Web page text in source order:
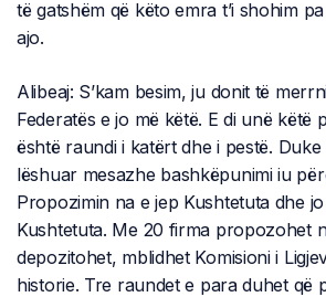
të gatshëm që këto emra t’i shohim
ajo.
Alibeaj: S’kam besim, ju donit të
Federatës e jo më këtë. E di unë këtë
është raundi i katërt dhe i pestë.
lëshuar mesazhe bashkëpunimi iu
Propozimin na e jep Kushtetuta dhe
Kushtetuta. Me 20 firma propozohet
depozitohet, mblidhet Komisioni i
historie. Tre raundet e para duhet që